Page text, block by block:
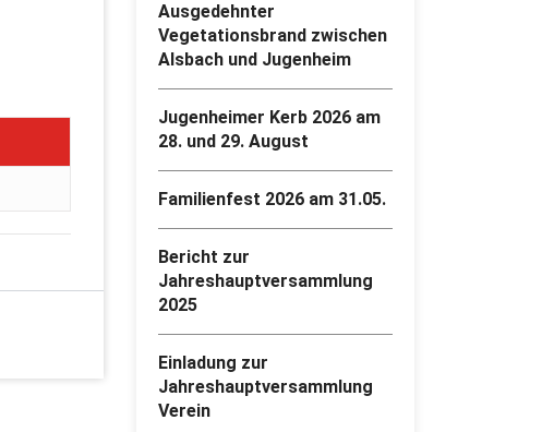
Ausgedehnter
Vegetationsbrand zwischen
Alsbach und Jugenheim
Jugenheimer Kerb 2026 am
28. und 29. August
Familienfest 2026 am 31.05.
Bericht zur
Jahreshauptversammlung
2025
Einladung zur
Jahreshauptversammlung
Verein